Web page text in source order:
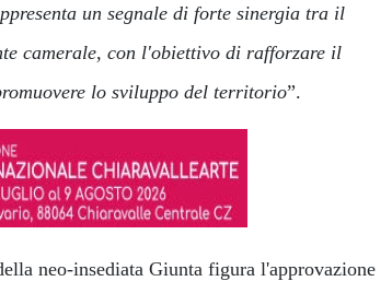
un segnale di forte sinergia tra il
camerale, con l'obiettivo di rafforzare il
lo sviluppo del territorio”.
neo-insediata Giunta figura l'approvazione